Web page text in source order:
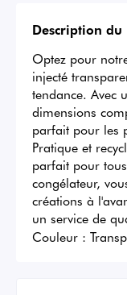
Description
Optez pour
injecté
tendance. Avec
dimensions
parfait pour les
Pratique et
parfait pour
congélateur,
créations à
un service de
Couleur :